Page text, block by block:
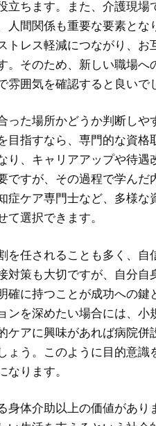
立ちます。また、介護現場
人間関係も重要な要素とな
トレス軽減につながり、お
。そのため、新しい職場へ
囲気を確認すると良いで
った場所かどうか判断しや
目指すなら、専門的な資格
り、キャリアアップや待遇
ですが、その過程で学んだ
症ケア専門士など、多様な
選択できます。
を任されることも多く、自
対策も大切ですが、自分自
確に持つことが成功への鍵
ンを深めたい場合には、小
ケアに興味があれば病院併
ょう。このように目的意識
ります。
身体介助以上の価値があり